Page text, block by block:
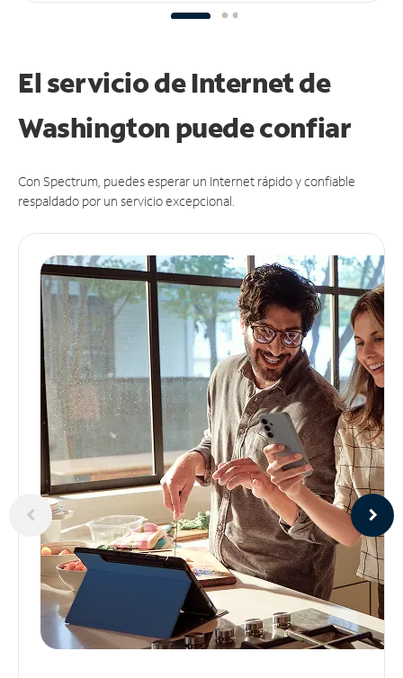
El servicio de Internet de
Washington puedeconfiar
Con Spectrum, puedes esperar un Internet rápido y confiable
respaldado por un servicio excepcional.